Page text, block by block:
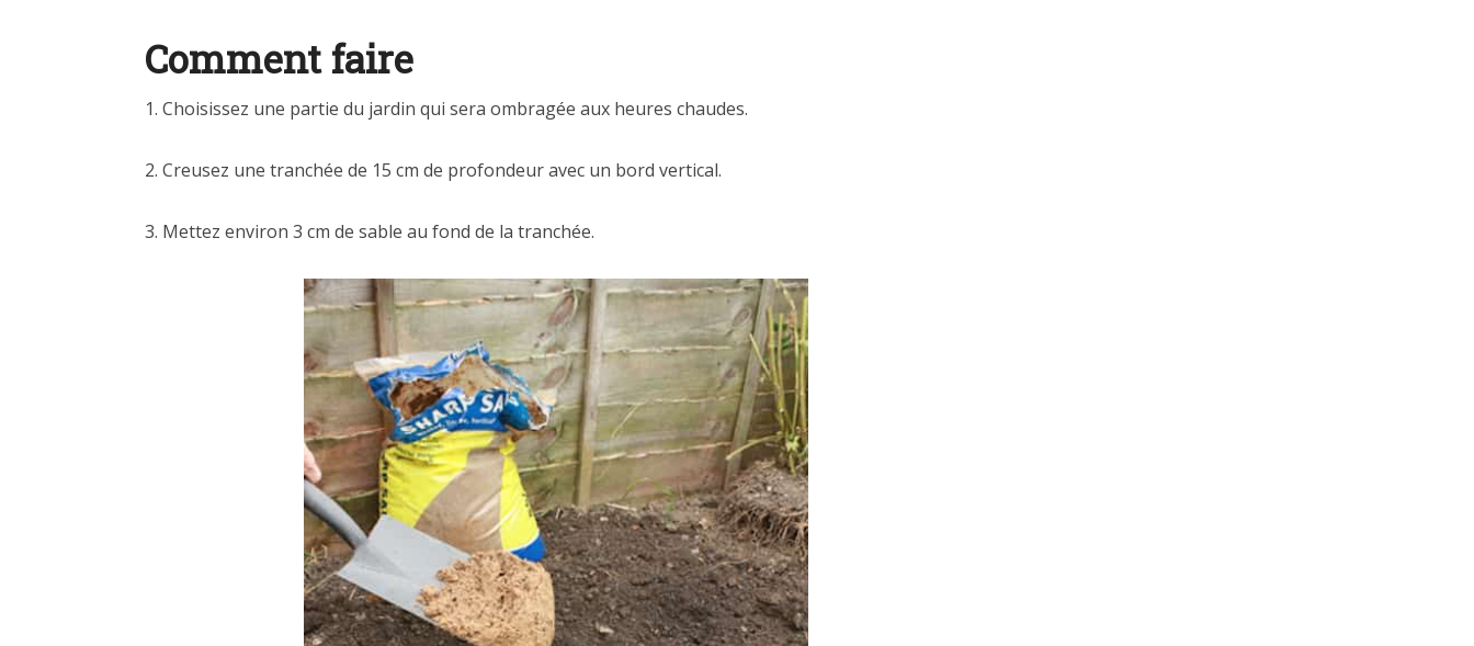
Comment faire
1. Choisissez une partie du jardin qui sera ombragée aux heures chaudes.
2. Creusez une tranchée de 15 cm de profondeur avec un bord vertical.
3. Mettez environ 3 cm de sable au fond de la tranchée.